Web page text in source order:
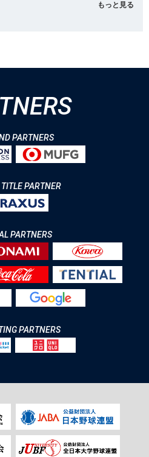
もっと見る
PARTNERS
PARTNER
PARTNERS
PARTNERS